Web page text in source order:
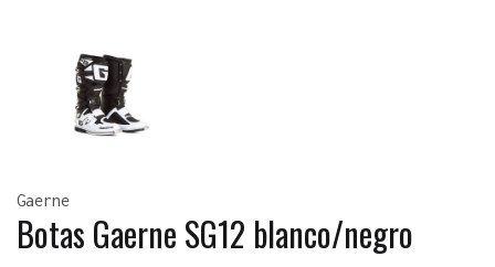
Gaerne
Botas Gaerne SG12 blanco/negro